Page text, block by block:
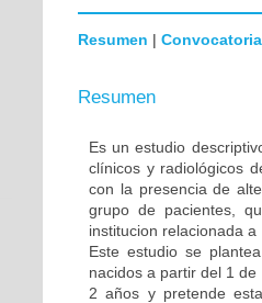
Resumen | Convocatoria
Resumen
Es un estudio
clínicos y radiológicos
con la presencia de
grupo de pacientes,
institucion relacionada
Este estudio se
nacidos a partir del 1
2 años y pretende